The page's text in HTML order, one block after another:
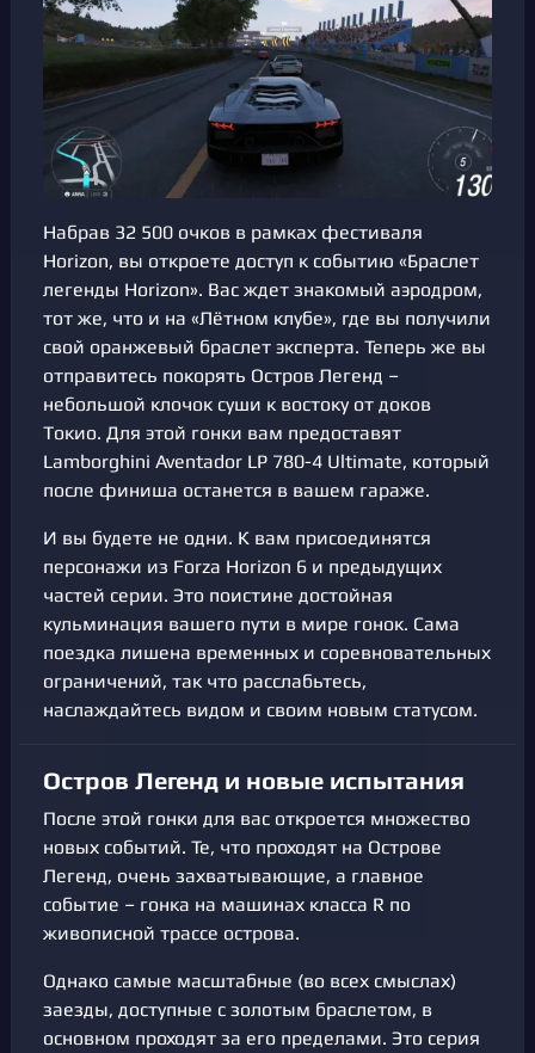
Набрав 32 500 очков в рамках фестиваля
Horizon, вы откроете доступ к событию «Браслет
легенды Horizon». Вас ждет знакомый аэродром,
тот же, что и на «Лётном клубе», где вы получили
свой оранжевый браслет эксперта. Теперь же вы
отправитесь покорять Остров Легенд –
небольшой клочок суши к востоку от доков
Токио. Для этой гонки вам предоставят
Lamborghini Aventador LP 780-4 Ultimate, который
после финиша останется в вашем гараже.
И вы будете не одни. К вам присоединятся
персонажи из Forza Horizon 6 и предыдущих
частей серии. Это поистине достойная
кульминация вашего пути в мире гонок. Сама
поездка лишена временных и соревновательных
ограничений, так что расслабьтесь,
наслаждайтесь видом и своим новым статусом.
Остров Легенд и новые испытания
После этой гонки для вас откроется множество
новых событий. Те, что проходят на Острове
Легенд, очень захватывающие, а главное
событие – гонка на машинах класса R по
живописной трассе острова.
Однако самые масштабные (во всех смыслах)
заезды, доступные с золотым браслетом, в
основном проходят за его пределами. Это серия